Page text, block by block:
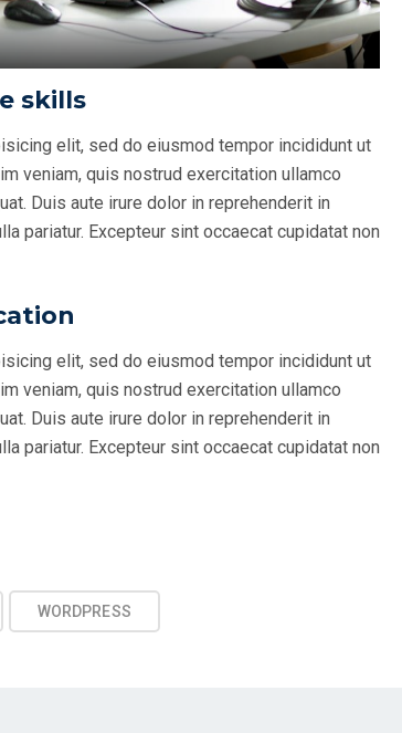
skills
elit, sed do eiusmod tempor incididunt ut
veniam, quis nostrud exercitation ullamco
Duis aute irure dolor in reprehenderit in
pariatur. Excepteur sint occaecat cupidatat non
elit, sed do eiusmod tempor incididunt ut
veniam, quis nostrud exercitation ullamco
Duis aute irure dolor in reprehenderit in
pariatur. Excepteur sint occaecat cupidatat non
WORDPRESS